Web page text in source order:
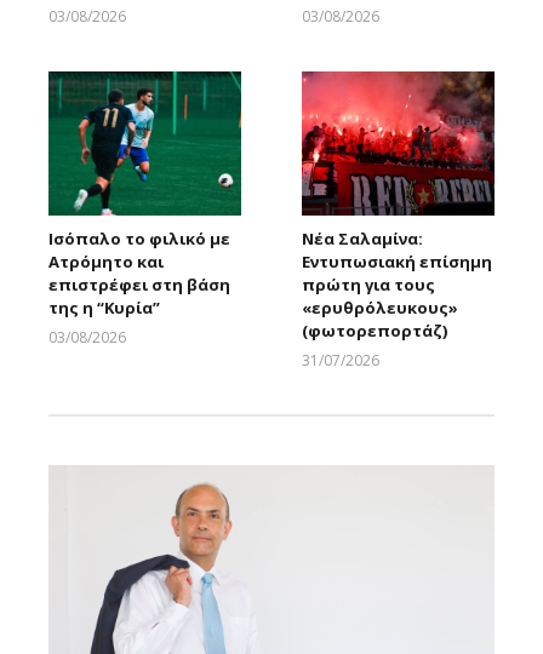
03/08/2026
03/08/2026
Ισόπαλο το φιλικό με
Ατρόμητο και
επιστρέφει στη βάση
της η “Κυρία”
03/08/2026
Νέα Σαλαμίνα:
Εντυπωσιακή επίσημη
πρώτη για τους
«ερυθρόλευκους»
(φωτορεπορτάζ)
31/07/2026